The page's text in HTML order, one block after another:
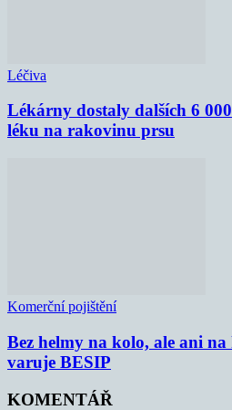
Léčiva
Lékárny dostaly dalších 6
léku na rakovinu prsu
Komerční pojištění
Bez helmy na kolo, ale ani na
varuje BESIP
KOMENTÁŘ